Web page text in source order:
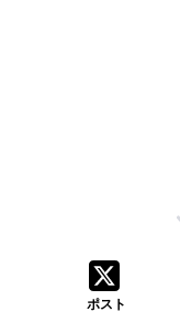
ポスト